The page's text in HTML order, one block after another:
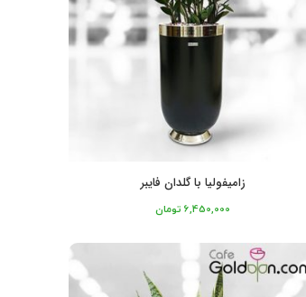
زامیفولیا با گلدان فایبر
6,450,000 تومان